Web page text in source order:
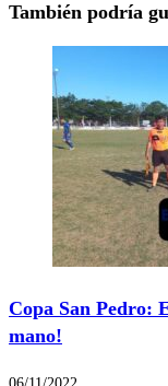
También podría
Copa San Pedro:
mano!